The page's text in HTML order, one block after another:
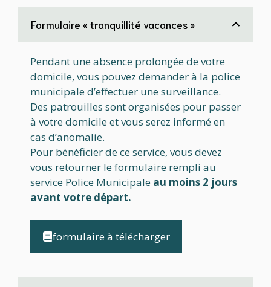
Formulaire « tranquillité vacances »
Pendant une absence prolongée de votre
domicile, vous pouvez demander à la police
municipale d’effectuer une surveillance.
Des patrouilles sont organisées pour passer
à votre domicile et vous serez informé en
cas d’anomalie.
Pour bénéficier de ce service, vous devez
vous retourner le formulaire rempli au
service Police Municipale au moins 2 jours
avant votre départ.
formulaire à télécharger